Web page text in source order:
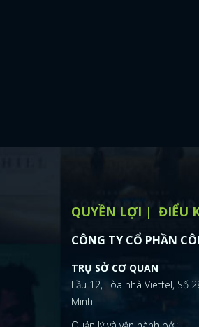
QUYỀN LỢI ĐIỂU
CÔNG TY CỔ PHẦN
TRỤ SỞ CƠ QUAN
Lầu 12, Tòa nhà Viettel, Số
Minh